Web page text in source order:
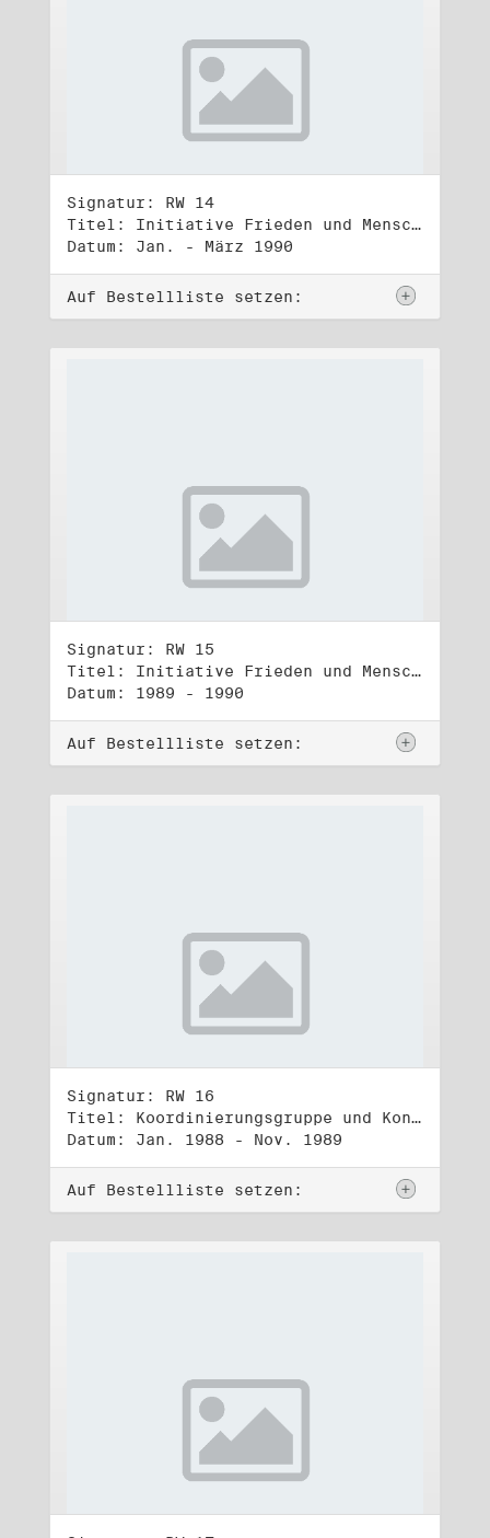
Signatur: RW 14
Titel: Initiative Frieden und Menschenrechte, Volkskammerwahl 18.3.1990
Datum: Jan. - März 1990
Auf Bestellliste setzen:
Signatur: RW 15
Titel: Initiative Frieden und Menschenrechte, Veröffentlichungen
Datum: 1989 - 1990
Auf Bestellliste setzen:
Signatur: RW 16
Titel: Koordinierungsgruppe und Kontakttelefongruppe
Datum: Jan. 1988 - Nov. 1989
Auf Bestellliste setzen: